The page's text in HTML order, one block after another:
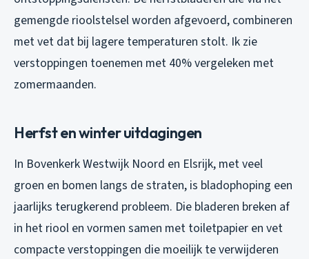
gemengde rioolstelsel worden afgevoerd, combineren
met vet dat bij lagere temperaturen stolt. Ik zie
verstoppingen toenemen met 40% vergeleken met
zomermaanden.
Herfst en winter uitdagingen
In Bovenkerk Westwijk Noord en Elsrijk, met veel
groen en bomen langs de straten, is bladophoping een
jaarlijks terugkerend probleem. Die bladeren breken af
in het riool en vormen samen met toiletpapier en vet
compacte verstoppingen die moeilijk te verwijderen